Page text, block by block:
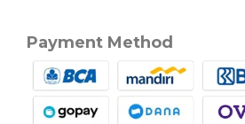
Payment Method